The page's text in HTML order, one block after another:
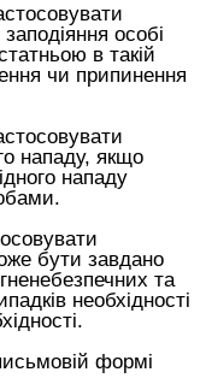
особі
в такій
чи припинення
нападу, якщо
нападу
бути завдано
та
необхідності
формі